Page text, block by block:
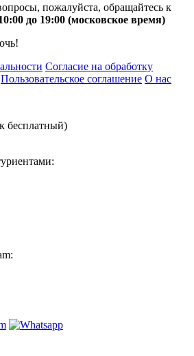
пожалуйста, обращайтесь к
до 19:00 (московское время)
Согласие на обработку
Пользовательское соглашение О нас
бесплатный)